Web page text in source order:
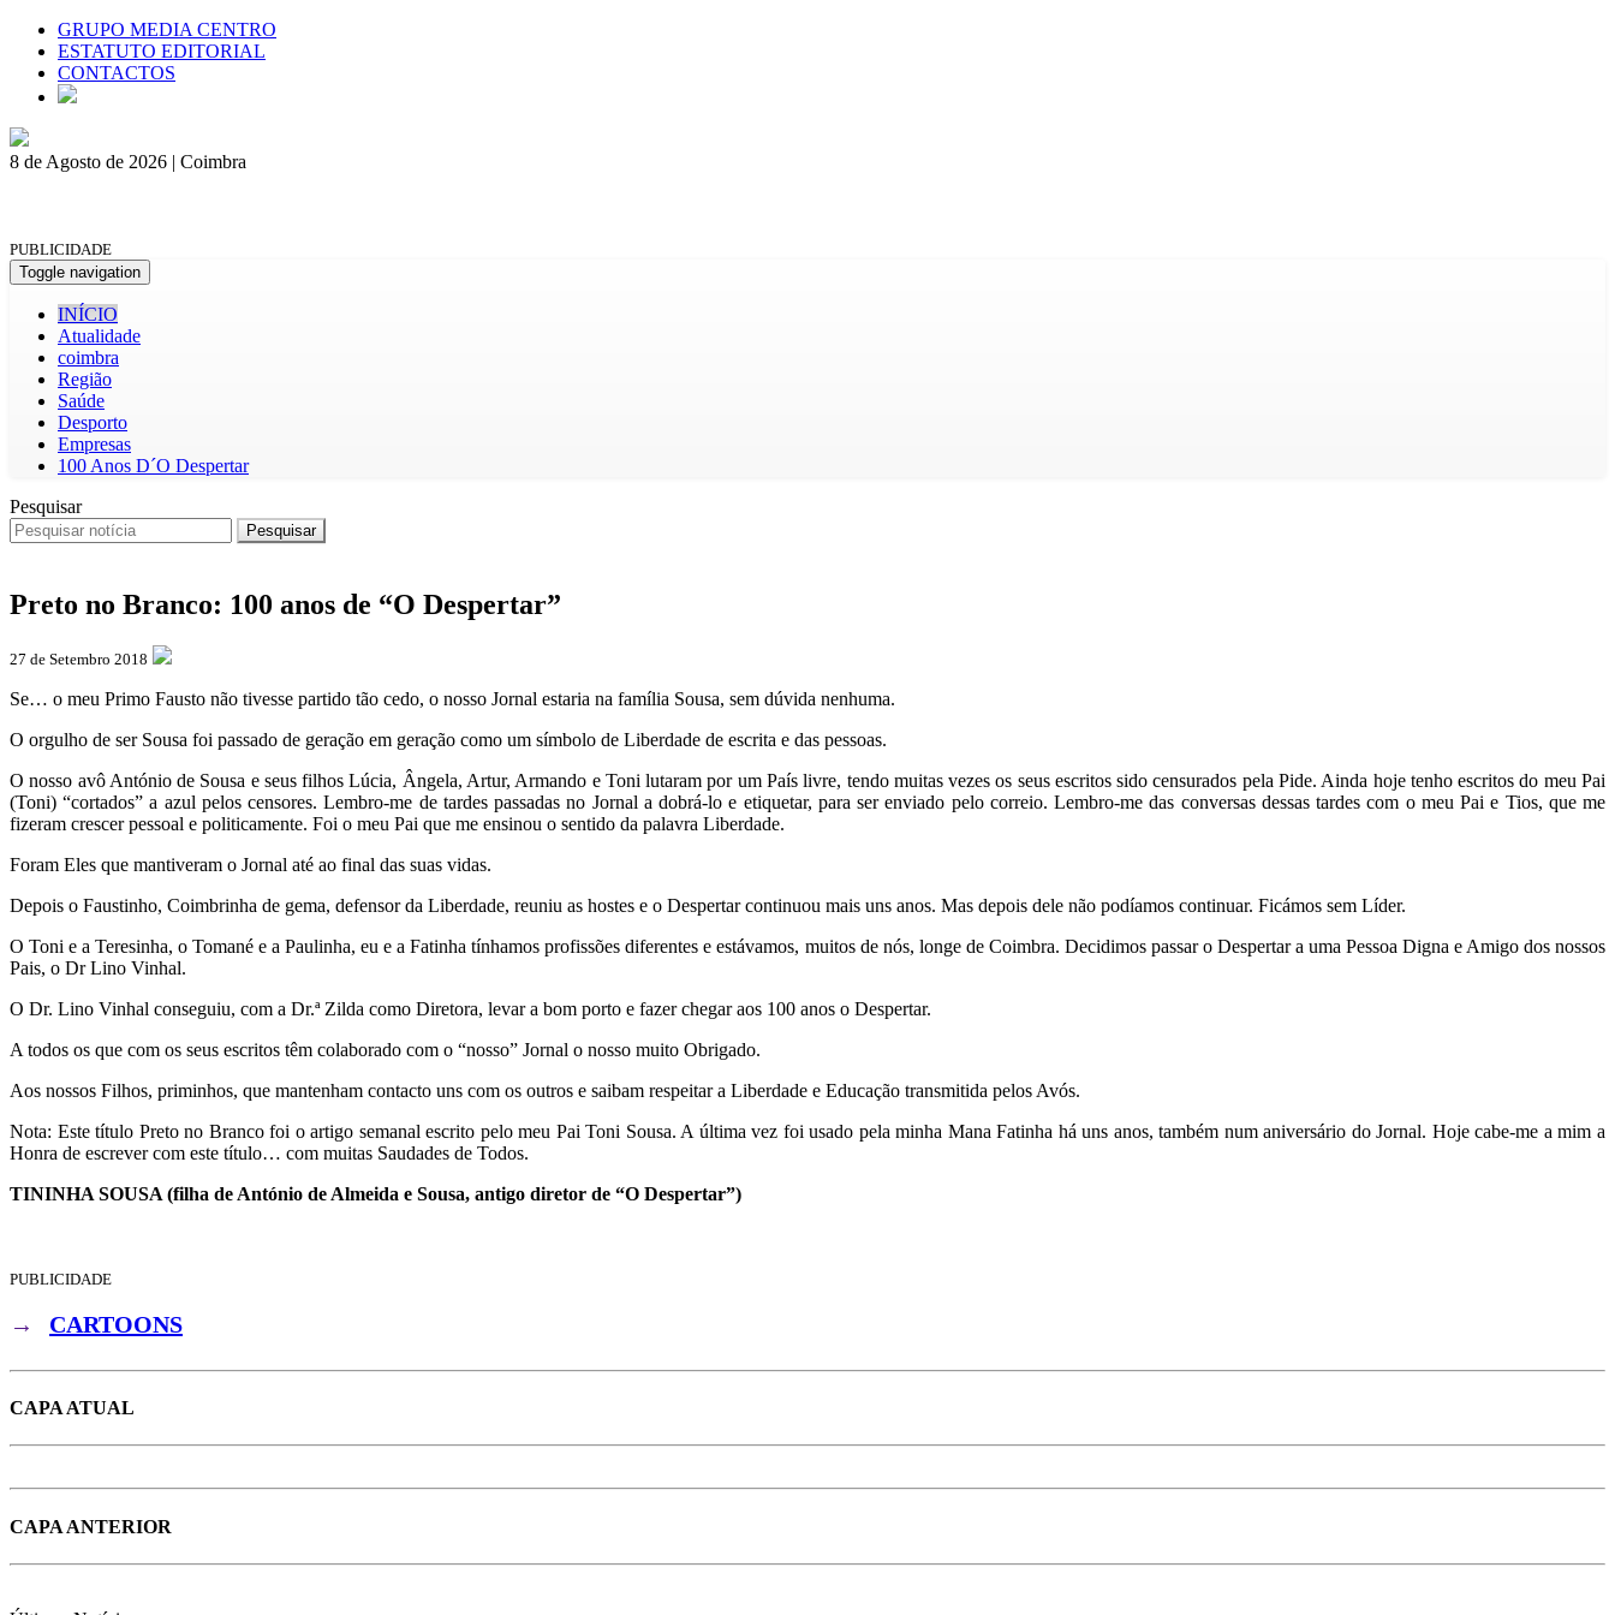
GRUPO MEDIA CENTRO
ESTATUTO EDITORIAL
CONTACTOS
8 de Agosto de 2026 | Coimbra
PUBLICIDADE
Toggle navigation
INÍCIO
Atualidade
coimbra
Região
Saúde
Desporto
Empresas
100 Anos D´O Despertar
Pesquisar
Pesquisar
Preto no Branco: 100 anos de “O Despertar”
27 de Setembro 2018
Se… o meu Primo Fausto não tivesse partido tão cedo, o nosso Jornal estaria na família Sousa, sem dúvida nenhuma.
O orgulho de ser Sousa foi passado de geração em geração como um símbolo de Liberdade de escrita e das pessoas.
O nosso avô António de Sousa e seus filhos Lúcia, Ângela, Artur, Armando e Toni lutaram por um País livre, tendo muitas vezes os seus escritos sido censurados pela Pide. Ainda hoje tenho escritos do meu Pai
(Toni) “cortados” a azul pelos censores. Lembro-me de tardes passadas no Jornal a dobrá-lo e etiquetar, para ser enviado pelo correio. Lembro-me das conversas dessas tardes com o meu Pai e Tios, que me
fizeram crescer pessoal e politicamente. Foi o meu Pai que me ensinou o sentido da palavra Liberdade.
Foram Eles que mantiveram o Jornal até ao final das suas vidas.
Depois o Faustinho, Coimbrinha de gema, defensor da Liberdade, reuniu as hostes e o Despertar continuou mais uns anos. Mas depois dele não podíamos continuar. Ficámos sem Líder.
O Toni e a Teresinha, o Tomané e a Paulinha, eu e a Fatinha tínhamos profissões diferentes e estávamos, muitos de nós, longe de Coimbra. Decidimos passar o Despertar a uma Pessoa Digna e Amigo dos nossos
Pais, o Dr Lino Vinhal.
O Dr. Lino Vinhal conseguiu, com a Dr.ª Zilda como Diretora, levar a bom porto e fazer chegar aos 100 anos o Despertar.
A todos os que com os seus escritos têm colaborado com o “nosso” Jornal o nosso muito Obrigado.
Aos nossos Filhos, priminhos, que mantenham contacto uns com os outros e saibam respeitar a Liberdade e Educação transmitida pelos Avós.
Nota: Este título Preto no Branco foi o artigo semanal escrito pelo meu Pai Toni Sousa. A última vez foi usado pela minha Mana Fatinha há uns anos, também num aniversário do Jornal. Hoje cabe-me a mim a
Honra de escrever com este título… com muitas Saudades de Todos.
TININHA SOUSA (filha de António de Almeida e Sousa, antigo diretor de “O Despertar”)
PUBLICIDADE
→ CARTOONS
CAPA ATUAL
CAPA ANTERIOR